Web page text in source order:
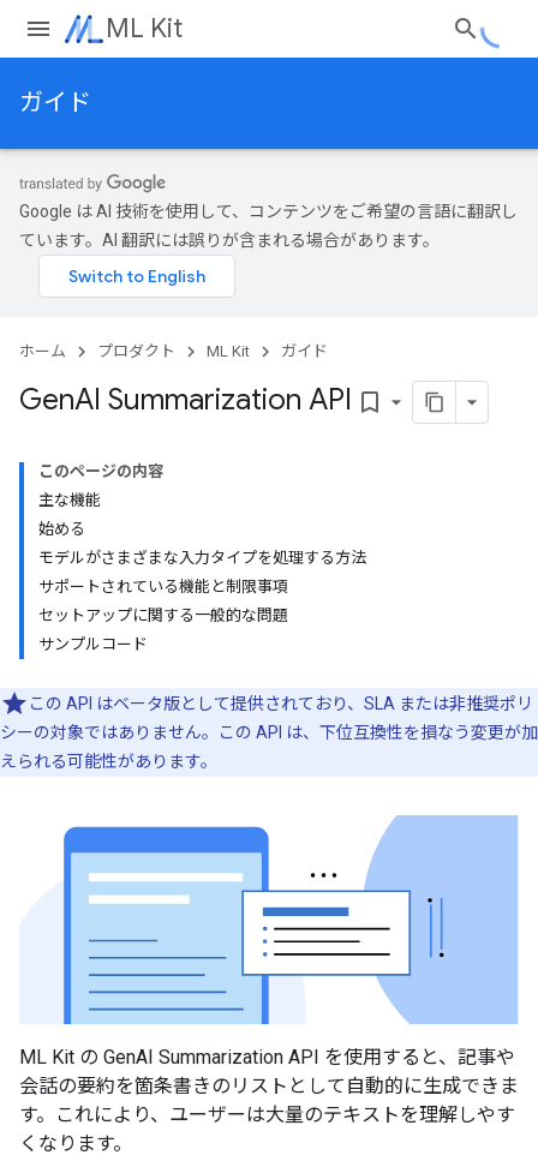
ML Kit
ガイド
Google は AI 技術を使用して、コンテンツをご希望の言語に翻訳し
ています。AI 翻訳には誤りが含まれる場合があります。
ホーム プロダクト ML Kit ガイド
GenAI Summarization API bookmark_border
このページの内容
主な機能
始める
モデルがさまざまな入力タイプを処理する方法
サポートされている機能と制限事項
セットアップに関する一般的な問題
サンプルコード
この API はベータ版として提供されており、SLA または非推奨ポリ
シーの対象ではありません。この API は、下位互換性を損なう変更が加
えられる可能性があります。
ML Kit の GenAI Summarization API を使用すると、記事や
会話の要約を箇条書きのリストとして自動的に生成できま
す。これにより、ユーザーは大量のテキストを理解しやす
くなります。